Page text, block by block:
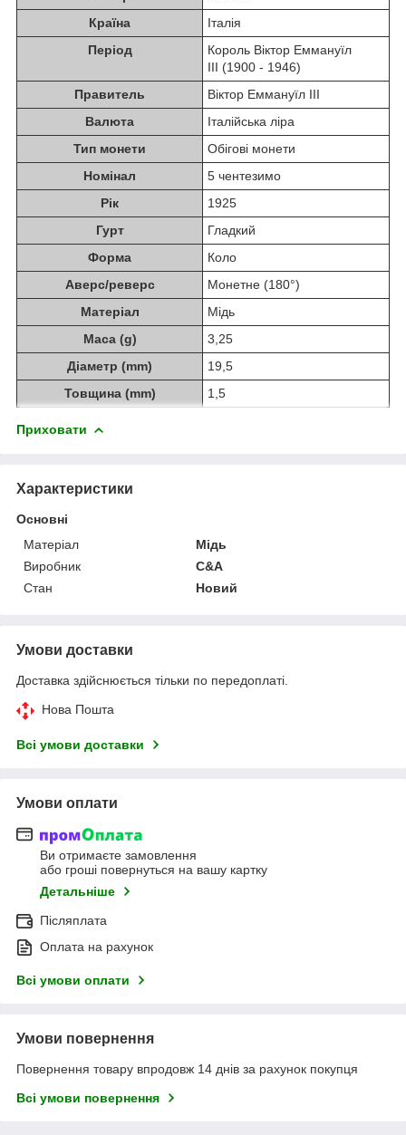
Країна
Італія
Період
Король Віктор Еммануїл
III (1900 - 1946)
Правитель
Віктор Еммануїл III
Валюта
Італійська ліра
Тип монети
Обігові монети
Номінал
5 чентезимо
Рік
1925
Гурт
Гладкий
Форма
Коло
Аверс/реверс
Монетне (180°)
Матеріал
Мідь
Маса (g)
3,25
Діаметр (mm)
19,5
Товщина (mm)
1,5
Приховати
Характеристики
Основні
Матеріал
Мідь
Виробник
C&A
Стан
Новий
Умови доставки
Доставка здійснюється тільки по передоплаті.
Нова Пошта
Всі умови доставки
Умови оплати
Ви отримаєте замовлення
або гроші повернуться на вашу картку
Детальніше
Післяплата
Оплата на рахунок
Всі умови оплати
Умови повернення
Повернення товару впродовж 14 днів за рахунок покупця
Всі умови повернення